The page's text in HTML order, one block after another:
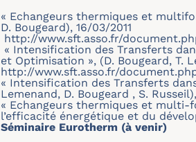
« Echangeurs thermiques et
D. Bougeard), 16/03/2011
http://www.sft.asso.fr/
« Intensification des Transferts
et Optimisation », (D. Bougeard, T.
http://www.sft.asso.fr/
« Intensification des Transferts
Lemenand, D. Bougeard , S.
« Echangeurs thermiques et multi-
l’efficacité énergétique et du
Séminaire Eurotherm (à venir)